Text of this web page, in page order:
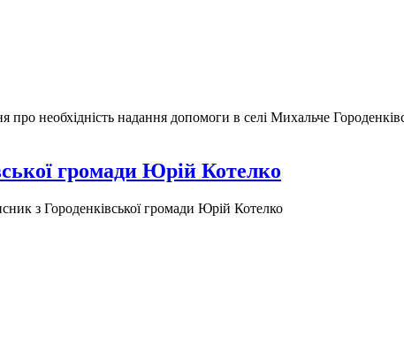
необхідність надання допомоги в селі Михальче
громади Юрій Котелко
з Городенківської громади Юрій Котелко